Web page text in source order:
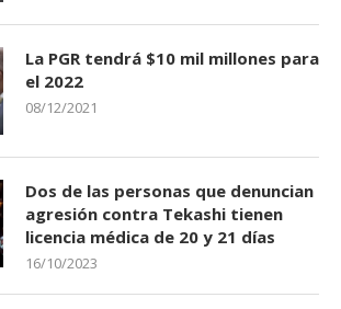
La PGR tendrá $10 mil millones para
el 2022
08/12/2021
Dos de las personas que denuncian
agresión contra Tekashi tienen
licencia médica de 20 y 21 días
16/10/2023